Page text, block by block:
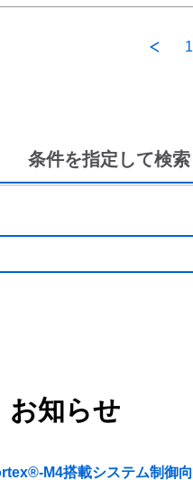
1
条件を指定して検索
お知らせ
M4搭載システム制御